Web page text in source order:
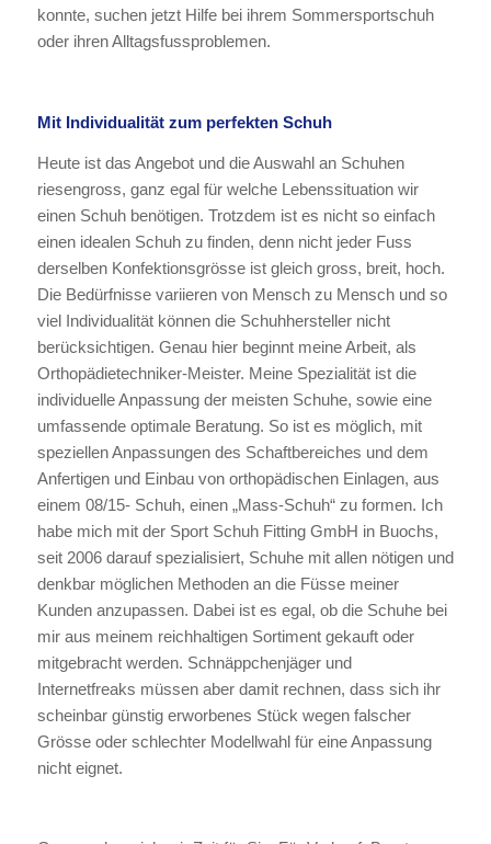
konnte, suchen jetzt Hilfe bei ihrem Sommersportschuh
oder ihren Alltagsfussproblemen.
Mit Individualität zum perfekten Schuh
Heute ist das Angebot und die Auswahl an Schuhen
riesengross, ganz egal für welche Lebenssituation wir
einen Schuh benötigen. Trotzdem ist es nicht so einfach
einen idealen Schuh zu finden, denn nicht jeder Fuss
derselben Konfektionsgrösse ist gleich gross, breit, hoch.
Die Bedürfnisse variieren von Mensch zu Mensch und so
viel Individualität können die Schuhhersteller nicht
berücksichtigen. Genau hier beginnt meine Arbeit, als
Orthopädietechniker-Meister. Meine Spezialität ist die
individuelle Anpassung der meisten Schuhe, sowie eine
umfassende optimale Beratung. So ist es möglich, mit
speziellen Anpassungen des Schaftbereiches und dem
Anfertigen und Einbau von orthopädischen Einlagen, aus
einem 08/15- Schuh, einen „Mass-Schuh“ zu formen. Ich
habe mich mit der Sport Schuh Fitting GmbH in Buochs,
seit 2006 darauf spezialisiert, Schuhe mit allen nötigen und
denkbar möglichen Methoden an die Füsse meiner
Kunden anzupassen. Dabei ist es egal, ob die Schuhe bei
mir aus meinem reichhaltigen Sortiment gekauft oder
mitgebracht werden. Schnäppchenjäger und
Internetfreaks müssen aber damit rechnen, dass sich ihr
scheinbar günstig erworbenes Stück wegen falscher
Grösse oder schlechter Modellwahl für eine Anpassung
nicht eignet.